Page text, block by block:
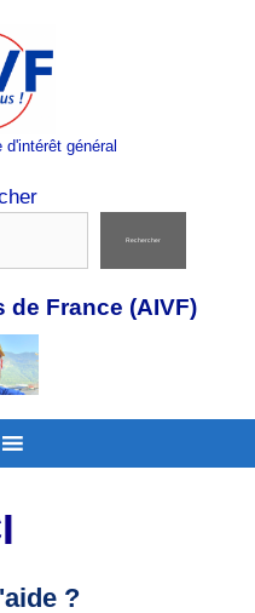
général
Rechercher
France (AIVF)
?